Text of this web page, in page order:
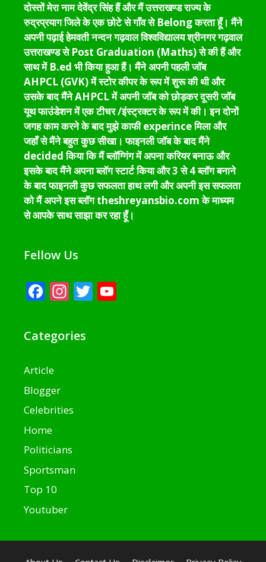
दोस्तों मेरा नाम देवेंद्र सिंह हैं और मैं उत्तराखण्ड राज्य के
रुद्रप्रयाग जिले के एक छोटे से गाँव से Belong करता हूँ। मैंने
अपनी पढ़ाई हेमवती नन्दन गढ़वाल विश्वविद्यालय श्रीनगर गढ़वाल
उत्तराखण्ड से Post Graduation (Maths) से की हैं और
साथ में B.ed भी किया हुआ हैं। मैंने अपनी पहली जॉब
AHPCL (GVK) में स्टोर कीपर के रूप में शुरू की थी और
उसके बाद मैंने AHPCL में अपनी जॉब को छोड़कर दूसरी जॉब
यूथ फाउंडेशन में एक टीचर /इंस्ट्रक्टर के रूप में की। इन दोनों
जगह काम करने के बाद मुझे काफी experince मिला और
जहाँ से मैंने बहुत कुछ सीखा। फाइनली जॉब के बाद मैंने
decided किया कि मैं ब्लॉग्गिंग में अपना करियर बनाऊ और
इसके बाद मैंने अपना ब्लॉग स्टार्ट किया और 3 से 4 ब्लॉग बनाने
के बाद फाइनली कुछ सफलता हाथ लगी और अपनी इस सफलता
को मैं अपने इस ब्लॉग theshreyansbio.com के माध्यम
से आपके साथ साझा कर रहा हूँ।
Fellow Us
Facebook
Instagram
Twitter
Categories
Article
Blogger
Celebrities
Home
Politicians
Sportsman
Top 10
Youtuber